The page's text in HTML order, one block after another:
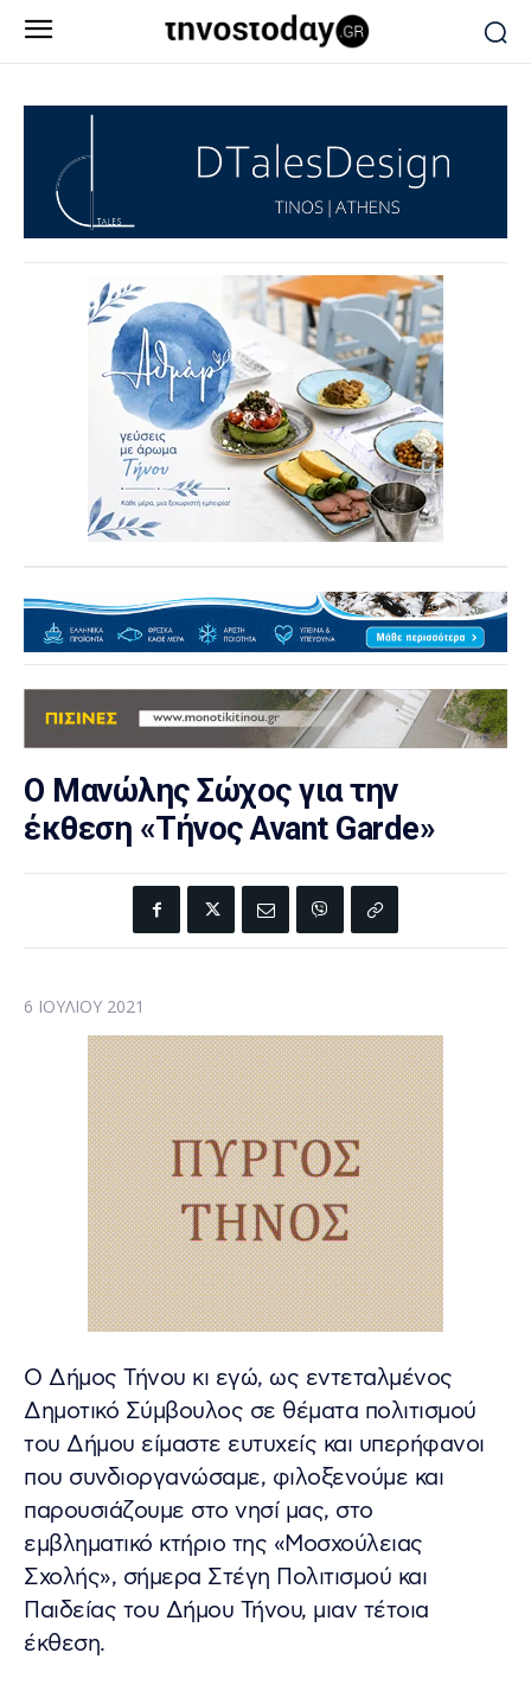
Ο Μανώλης Σώχος για την
έκθεση «Τήνος Avant Garde»
6 ΙΟΥΛΊΟΥ 2021
Ο Δήμος Τήνου κι εγώ, ως εντεταλμένος
Δημοτικό Σύμβουλος σε θέματα πολιτισμού
του Δήμου είμαστε ευτυχείς και υπερήφανοι
που συνδιοργανώσαμε, φιλοξενούμε και
παρουσιάζουμε στο νησί μας, στο
εμβληματικό κτήριο της «Μοσχούλειας
Σχολής», σήμερα Στέγη Πολιτισμού και
Παιδείας του Δήμου Τήνου, μιαν τέτοια
έκθεση.